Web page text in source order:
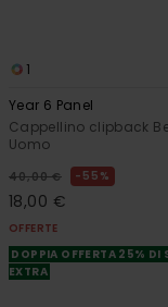
1
Year 6 Panel
Cappellino clipback
Uomo
40,00 € 55%
18,00 €
OFFERTE
DOPPIA OFFERTA 25% DI
EXTRA